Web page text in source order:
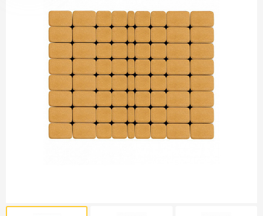
ПЕРЕЙТИ
Продажа бордюров в
Краснодаре
ПЕРЕЙТИ